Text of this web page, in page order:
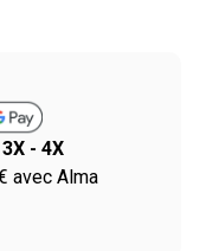
- 4X
avec Alma